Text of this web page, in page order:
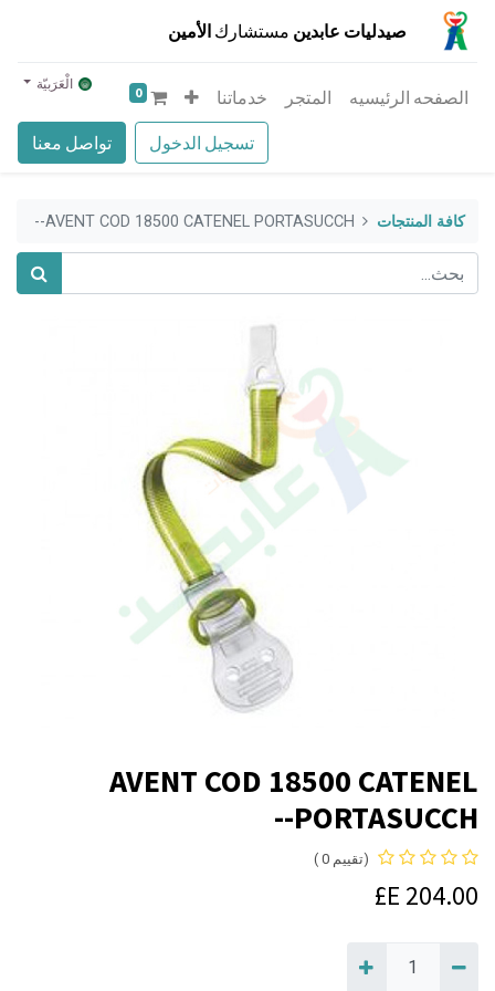
صيدليات عابدين مستشارك الأمين
تسجيل الدخول تواصل معنا
الصفحه الرئيسيه المتجر خدماتنا 0 الْعَرَبيّة
كافة المنتجات AVENT COD 18500 CATENEL PORTASUCCH--
AVENT COD 18500 CATENEL
PORTASUCCH--
(تقييم 0 )
204.00